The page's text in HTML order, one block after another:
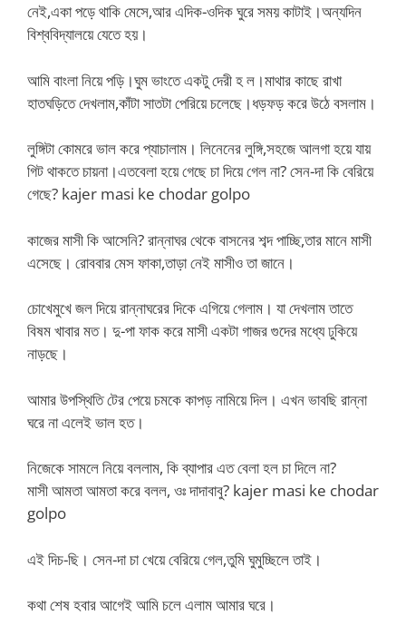
নেই,একা পড়ে থাকি মেসে,আর এদিক-ওদিক ঘুরে সময় কাটাই।অন্যদিন
বিশ্ববিদ্যালয়ে যেতে হয়।
আমি বাংলা নিয়ে পড়ি।ঘুম ভাংতে একটু দেরী হ ল।মাথার কাছে রাখা
হাতঘড়িতে দেখলাম,কাঁটা সাতটা পেরিয়ে চলেছে।ধড়ফড় করে উঠে বসলাম।
লুঙ্গিটা কোমরে ভাল করে প্যাচালাম। লিনেনের লুঙ্গি,সহজে আলগা হয়ে যায়
গিট থাকতে চায়না।এতবেলা হয়ে গেছে চা দিয়ে গেল না? সেন-দা কি বেরিয়ে
গেছে? kajer masi ke chodar golpo
কাজের মাসী কি আসেনি? রান্নাঘর থেকে বাসনের শব্দ পাচ্ছি,তার মানে মাসী
এসেছে। রোববার মেস ফাকা,তাড়া নেই মাসীও তা জানে।
চোখেমুখে জল দিয়ে রান্নাঘরের দিকে এগিয়ে গেলাম। যা দেখলাম তাতে
বিষম খাবার মত। দু-পা ফাক করে মাসী একটা গাজর গুদের মধ্যে ঢুকিয়ে
নাড়ছে।
আমার উপস্থিতি টের পেয়ে চমকে কাপড় নামিয়ে দিল। এখন ভাবছি রান্না
ঘরে না এলেই ভাল হত।
নিজেকে সামলে নিয়ে বললাম, কি ব্যাপার এত বেলা হল চা দিলে না?
মাসী আমতা আমতা করে বলল, ওঃ দাদাবাবু? kajer masi ke chodar
golpo
এই দিচ-ছি। সেন-দা চা খেয়ে বেরিয়ে গেল,তুমি ঘুমুচ্ছিলে তাই।
কথা শেষ হবার আগেই আমি চলে এলাম আমার ঘরে।